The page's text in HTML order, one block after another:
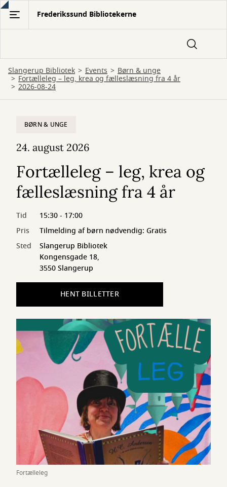
Gå
hovedindhold
Frederikssund Bibliotekerne
Slangerup Bibliotek Events Børn & unge
Fortælleleg – leg, krea og fælleslæsning fra 4 år
2026-08-24
Fortælleleg
BØRN & UNGE
24. august 2026
Fortælleleg – leg, krea og
fælleslæsning fra 4 år
Tid
15:30 - 17:00
Pris
Tilmelding af børn nødvendig: Gratis
Sted
Slangerup Bibliotek
Kongensgade 18,
3550 Slangerup
HENT BILLETTER